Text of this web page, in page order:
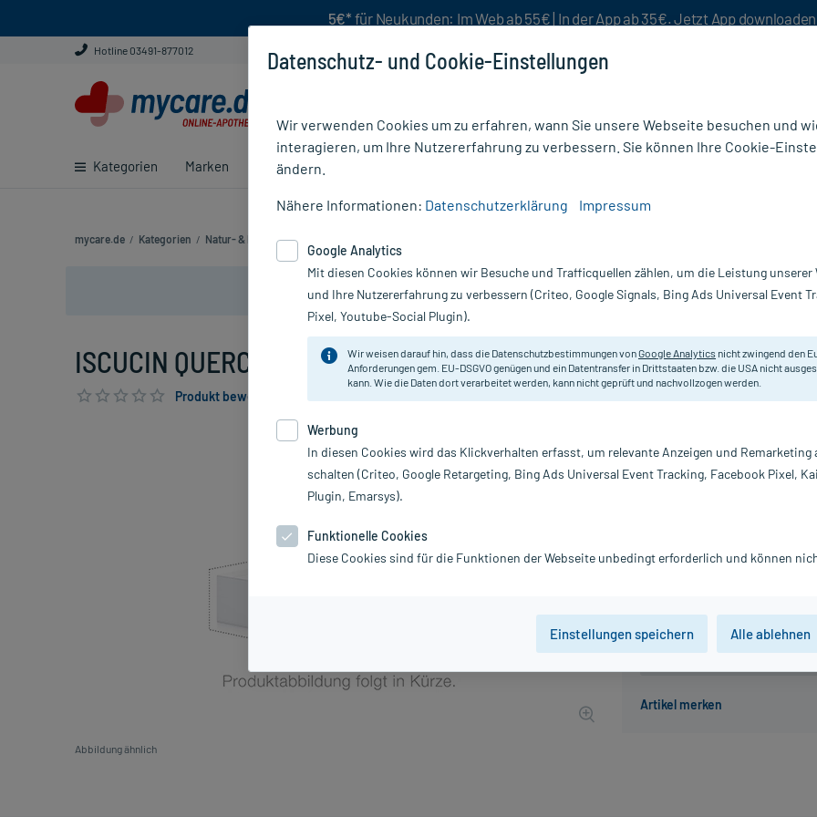
5€* für Neukunden: Im Web ab 55€ | In der App ab 35€. Jetzt App downloaden
Hotline 03491-877012
Kategorien Marken Ratgeber
mycare.de / Kategorien / Natur- & Pflanzenheilkunde
Nur für kurze Zeit:Gratis-Versand* ab 19€ Mindestbestellwert!
ISCUCIN QUERCUS PR I, 10X1 ml
Produkt bewerten & PlusHerzen sichern
Abbildung ähnlich
Grundpreis: 6.750,00 € / l
Der Artikel ist momentan
Beratung für
ISCUCIN QUERCUS Potenzreihe I
Darreichung:
Hersteller:
Datenschutz- und Cookie-Einstellungen
Wir verwenden Cookies um zu erfahren, wann Sie unsere Webseite besuchen und
interagieren, um Ihre Nutzererfahrung zu verbessern. Sie können Ihre Cookie-
ändern.
Nähere Informationen: Datenschutzerklärung Impressum
Google Analytics
Mit diesen Cookies können wir Besuche und Trafficquellen zählen, um die Leistung unserer
und Ihre Nutzererfahrung zu verbessern (Criteo, Google Signals, Bing Ads Universal Event
Pixel, Youtube-Social Plugin).
Wir weisen darauf hin, dass die Datenschutzbestimmungen vonGoogle Analytics nicht zwingend den
Anforderungen gem. EU-DSGVO genügen und ein Datentransfer in Drittstaaten bzw. die USA nicht
kann. Wie die Daten dort verarbeitet werden, kann nicht geprüft und nachvollzogen werden.
Werbung
In diesen Cookies wird das Klickverhalten erfasst, um relevante Anzeigen und Remarketing
schalten (Criteo, Google Retargeting, Bing Ads Universal Event Tracking, Facebook Pixel,
Plugin, Emarsys).
Funktionelle Cookies
Diese Cookies sind für die Funktionen der Webseite unbedingt erforderlich und können
Einstellungen speichern Alle ablehnen